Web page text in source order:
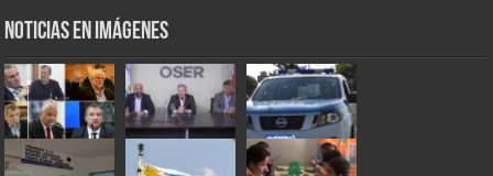
Noticias en Imágenes